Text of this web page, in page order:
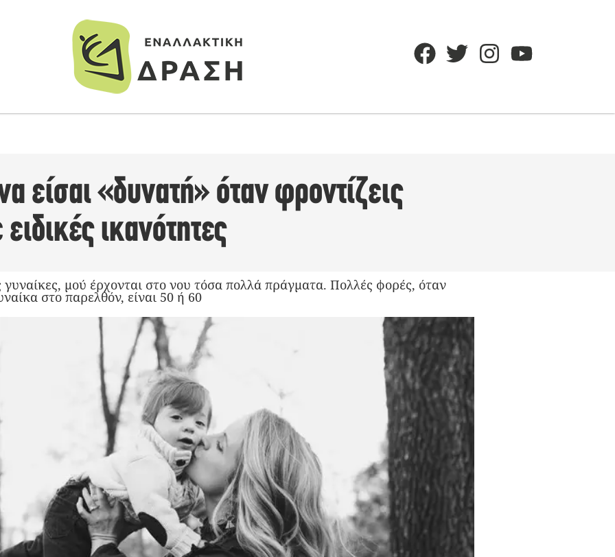
είσαι «δυνατή» όταν φροντίζεις
ικανότητες
μού έρχονται στο νου τόσα πολλά πράγματα. Πολλές φορές, όταν
στο παρελθόν, είναι 50 ή 60